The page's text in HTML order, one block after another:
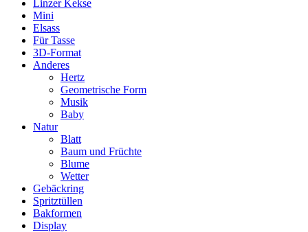
Linzer Kekse
Mini
Elsass
Für Tasse
3D-Format
Anderes
Hertz
Geometrische Form
Musik
Baby
Natur
Blatt
Baum und Früchte
Blume
Wetter
Gebäckring
Spritztüllen
Bakformen
Display